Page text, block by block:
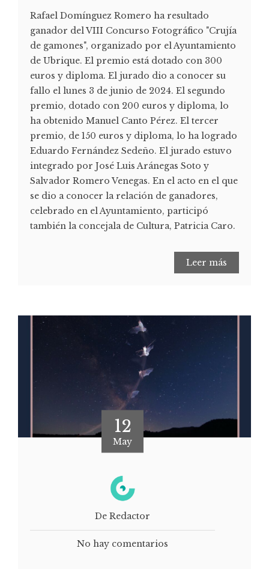
Rafael Domínguez Romero ha resultado
ganador del VIII Concurso Fotográfico "Crujía
de gamones", organizado por el Ayuntamiento
de Ubrique. El premio está dotado con 300
euros y diploma. El jurado dio a conocer su
fallo el lunes 3 de junio de 2024. El segundo
premio, dotado con 200 euros y diploma, lo
ha obtenido Manuel Canto Pérez. El tercer
premio, de 150 euros y diploma, lo ha logrado
Eduardo Fernández Sedeño. El jurado estuvo
integrado por José Luis Aránegas Soto y
Salvador Romero Venegas. En el acto en el que
se dio a conocer la relación de ganadores,
celebrado en el Ayuntamiento, participó
también la concejala de Cultura, Patricia Caro.
Leer más
12
May
De Redactor
No hay comentarios